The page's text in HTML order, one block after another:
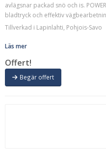
avlägsnar packad snö och is. POWER
bladtryck och effektiv
Tillverkad i Lapinlahti, Pohjois-Savo
Läs mer
Offert!
Begär offert